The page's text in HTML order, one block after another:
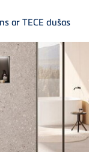
ar TECE dušas